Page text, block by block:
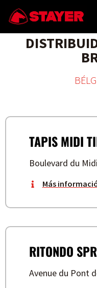
TAPIS MIDI
Boulevard du
Más
RITONDO
Avenue du Pont